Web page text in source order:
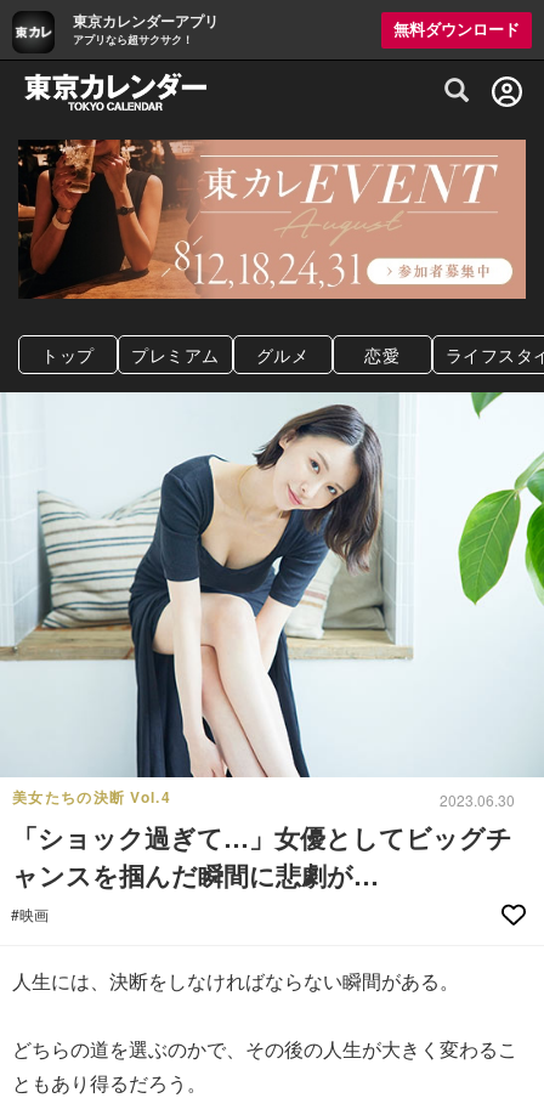
東京カレンダーアプリ
アプリなら超サクサク！
無料ダウンロード
グルメ情報・プレミアムレストラン予約
トップ プレミアム グルメ 恋愛 ライフスタ
美女たちの決断 Vol.4 2023.06.30
「ショック過ぎて…」女優としてビッグチ
ャンスを掴んだ瞬間に悲劇が…
#映画
人生には、決断をしなければならない瞬間がある。
どちらの道を選ぶのかで、その後の人生が大きく変わるこ
ともあり得るだろう。